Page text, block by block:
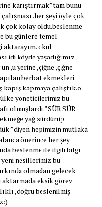
karıştırmak”tam bunu
.her şeyi öyle çok
çok kolay oldu.beslenme
bu günlere temel
aktarayım. okul
idi.köyde yaşadığımız
,u yerine ,çiğne ,çiğne
berbat ekmekleri
kapmaya çalıştık.o
yöneticilerimiz bu
olmuşlardı.”SÜR SÜR
yağ sürdürüp
”diyen hepimizin mutlaka
önerince her şey
beslenme ile ilgili bilgi
nesillerimiz bu
olmadan gelecek
eksik görev
,doğru beslenilmiş